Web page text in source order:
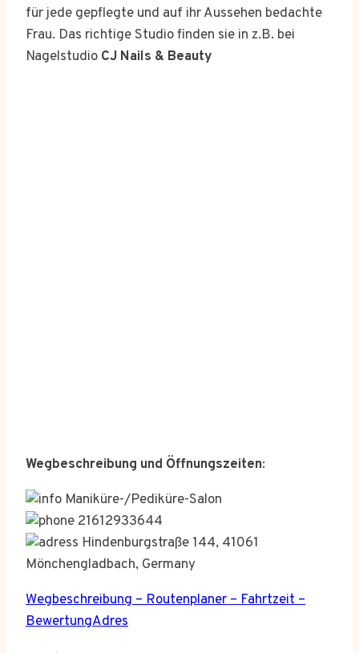
für jede gepflegte und auf ihr Aussehen bedachte
Frau. Das richtige Studio finden sie in z.B. bei
Nagelstudio CJ Nails & Beauty
Wegbeschreibung und Öffnungszeiten:
Maniküre-/Pediküre-Salon
21612933644
Hindenburgstraße 144, 41061
Mönchengladbach, Germany
Wegbeschreibung – Routenplaner – Fahrtzeit –
BewertungAdres